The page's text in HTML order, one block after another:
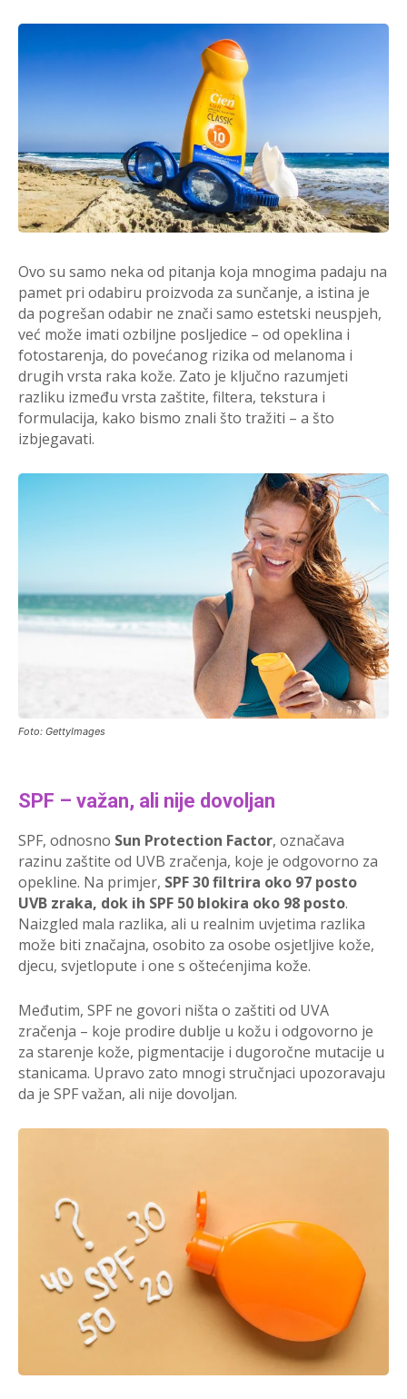
Ovo su samo neka od pitanja koja mnogima padaju na
pamet pri odabiru proizvoda za sunčanje, a istina je
da pogrešan odabir ne znači samo estetski neuspjeh,
već može imati ozbiljne posljedice – od opeklina i
fotostarenja, do povećanog rizika od melanoma i
drugih vrsta raka kože. Zato je ključno razumjeti
razliku između vrsta zaštite, filtera, tekstura i
formulacija, kako bismo znali što tražiti – a što
izbjegavati.
Foto: GettyImages
SPF – važan, ali nije dovoljan
SPF, odnosno Sun Protection Factor, označava
razinu zaštite od UVB zračenja, koje je odgovorno za
opekline. Na primjer, SPF 30 filtrira oko 97 posto
UVB zraka, dok ih SPF 50 blokira oko 98 posto.
Naizgled mala razlika, ali u realnim uvjetima razlika
može biti značajna, osobito za osobe osjetljive kože,
djecu, svjetlopute i one s oštećenjima kože.
Međutim, SPF ne govori ništa o zaštiti od UVA
zračenja – koje prodire dublje u kožu i odgovorno je
za starenje kože, pigmentacije i dugoročne mutacije u
stanicama. Upravo zato mnogi stručnjaci upozoravaju
da je SPF važan, ali nije dovoljan.